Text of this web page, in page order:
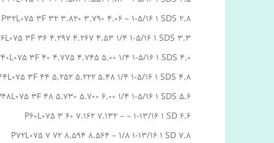
P32L075 3F 32 3.820 3.790 4.06 – 1-5/16 1 SDS 2.8
3F 36 4.297 4.267 4.53 1/4 1-5/16 1 SDS 3.3
3F 40 4.775 4.745 5.00 1/4 1-5/16 1 SDS 4.0
3F 44 5.252 5.222 5.48 1/4 1-5/16 1 SDS 4.8
3F 48 5.730 5.700 6.00 1/4 1-5/16 1 SDS 5.6
P60L075 3 60 7.162 7.132 – – 1-13/16 1 SD 6.6
P72L075 7 72 8.594 8.564 – 1/8 1-13/16 1 SD 7.8